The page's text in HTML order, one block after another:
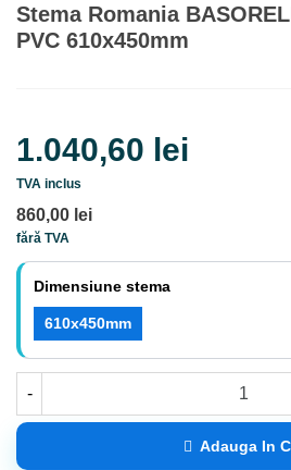
Stema Romania
PVC 610x450mm
1.040,60 lei
TVA inclus
860,00 lei
fără TVA
Dimensiune stema
610x450mm
-
Adauga In